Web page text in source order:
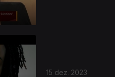
15 dez. 2023